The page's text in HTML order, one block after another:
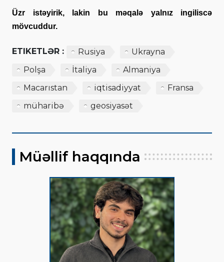
Üzr istəyirik, lakin bu məqalə yalnız ingiliscə
mövcuddur.
ETIKETLƏR : Rusiya
Ukrayna
Polşa
İtaliya
Almaniya
Macarıstan
iqtisadiyyat
Fransa
müharibə
geosiyasət
Müəllif haqqında